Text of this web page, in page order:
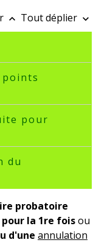
keyboard_arrow_up Tout déplier keyboard_arrow_down
points
pour
du
probatoire
pour la 1re foisou
d'une annulation